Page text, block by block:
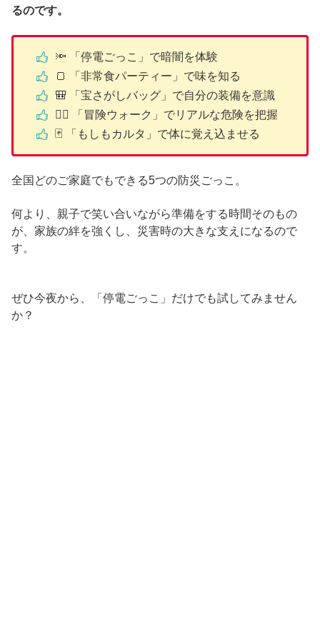
るのです。
🔦 「停電ごっこ」で暗闇を体験
🍞 「非常食パーティー」で味を知る
🎒 「宝さがしバッグ」で自分の装備を意識
🚶‍♀️ 「冒険ウォーク」でリアルな危険を把握
🃏 「もしもカルタ」で体に覚え込ませる
全国どのご家庭でもできる5つの防災ごっこ。
何より、親子で笑い合いながら準備をする時間そのもの
が、家族の絆を強くし、災害時の大きな支えになるので
す。
ぜひ今夜から、「停電ごっこ」だけでも試してみません
か？